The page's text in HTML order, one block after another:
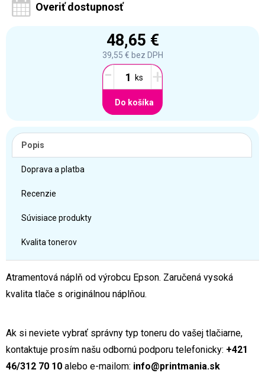
Overiť dostupnosť
48,65 €
39,55 € bez DPH
- +
Do košíka
Popis
Doprava a platba
Recenzie
Súvisiace produkty
Kvalita tonerov
Atramentová náplň od výrobcu Epson. Zaručená vysoká
kvalita tlače s originálnou náplňou.
Ak si neviete vybrať správny typ toneru do vašej tlačiarne,
kontaktuje prosím našu odbornú podporu telefonicky: +421
46/312 70 10 alebo e-mailom: info@printmania.sk